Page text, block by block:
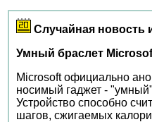
Случайная новость
Умный браслет
Microsoft официально
носимый гаджет -
Устройство способно
шагов, сжигаемых